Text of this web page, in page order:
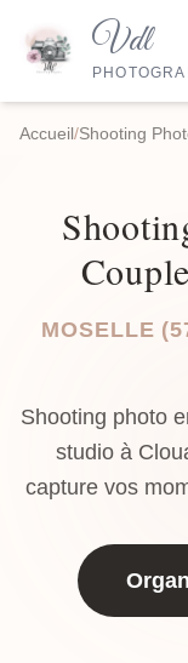
Vdl
Accueil/Shooting
MOSELLE
Shooting photo
studio à
capture vos